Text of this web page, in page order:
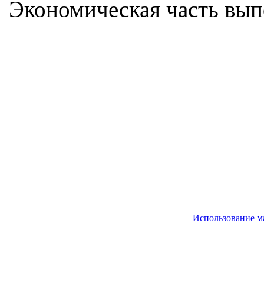
Экономическая часть
Использование